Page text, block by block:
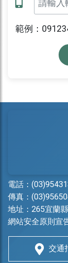
範例：
電話：
傳真：
地址： 265宜蘭
網站安全原則宣
交通